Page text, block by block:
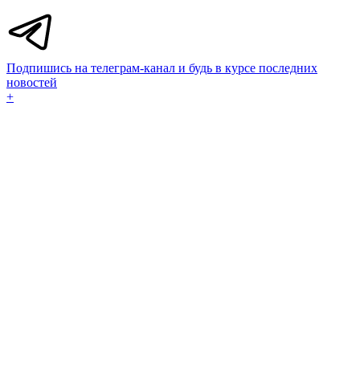
Подпишись на телеграм-канал и будь в курсе последних
новостей
+